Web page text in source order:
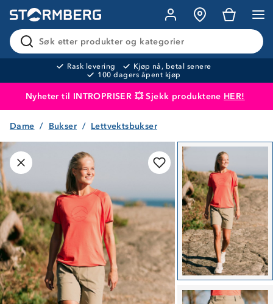
Søk etter produkter og kategorier
Rask levering
Kjøp nå, betal senere
100 dagers åpent kjøp
Nyheter til INTROPRISER 💥 Sjekk produktene HER!
Produktet er lagt i handlekurven
Dame Bukser Lettvektsbukser